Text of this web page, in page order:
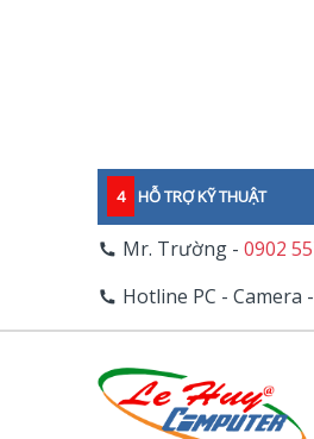
4 HỖ TRỢ KỸ THUẬT
Mr. Trường - 0902
Hotline PC - Camera -